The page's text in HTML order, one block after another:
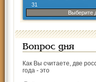
31
Выберите
Вопрос дня
Как Вы считаете, две
года - это